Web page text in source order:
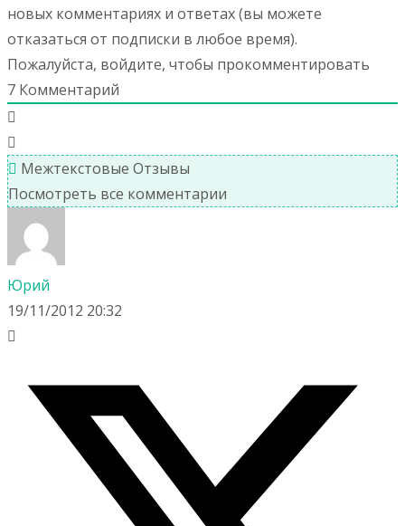
новых комментариях и ответах (вы можете
отказаться от подписки в любое время).
Пожалуйста, войдите, чтобы прокомментировать
7 Комментарий
Межтекстовые Отзывы
Посмотреть все комментарии
Юрий
19/11/2012 20:32